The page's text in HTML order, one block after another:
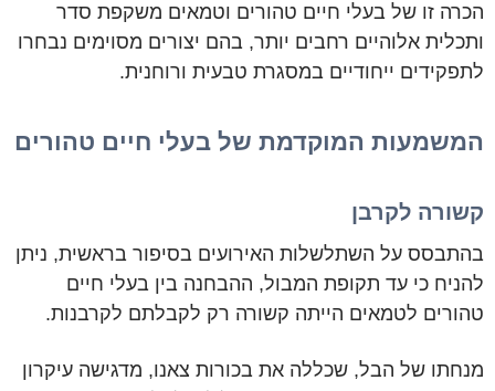
הכרה זו של בעלי חיים טהורים וטמאים משקפת סדר
ותכלית אלוהיים רחבים יותר, בהם יצורים מסוימים נבחרו
לתפקידים ייחודיים במסגרת טבעית ורוחנית.
המשמעות המוקדמת של בעלי חיים טהורים
קשורה לקרבן
בהתבסס על השתלשלות האירועים בסיפור בראשית, ניתן
להניח כי עד תקופת המבול, ההבחנה בין בעלי חיים
טהורים לטמאים הייתה קשורה רק לקבלתם לקרבנות.
מנחתו של הבל, שכללה את בכורות צאנו, מדגישה עיקרון